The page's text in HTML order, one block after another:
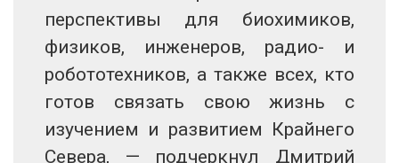
перспективы для биохимиков,
физиков, инженеров, радио- и
робототехников, а также всех, кто
готов связать свою жизнь с
изучением и развитием Крайнего
Севера, — подчеркнул Дмитрий